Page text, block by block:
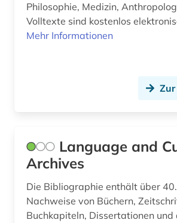
Philosophie, Medizin,
Volltexte sind kostenlos
Mehr Informationen
Language and
Archives
Die Bibliographie enthält über
Nachweise von Büchern,
Buchkapiteln, Dissertationen und